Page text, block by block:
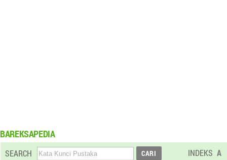
BAREKSAPEDIA
SEARCH INDEKS A